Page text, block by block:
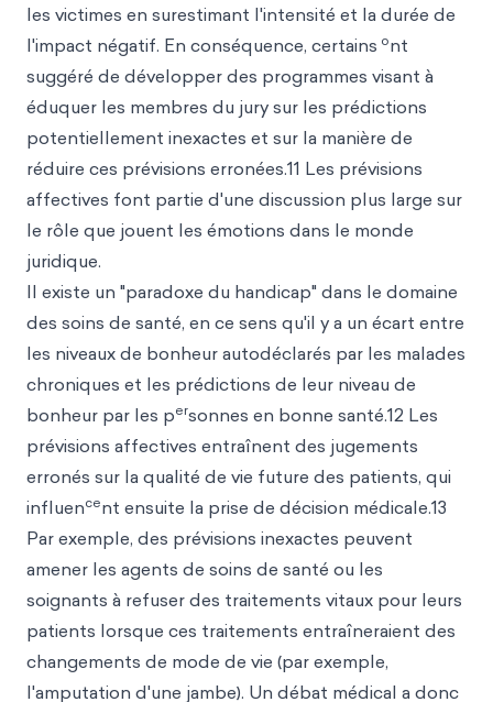
les victimes en surestimant l'intensité et la durée de
l'impact négatif. En conséquence, certains ont
suggéré de développer des programmes visant à
éduquer les membres du jury sur les prédictions
potentiellement inexactes et sur la manière de
réduire ces prévisions erronées.11 Les prévisions
affectives font partie d'une discussion plus large sur
le rôle que jouent les émotions dans le monde
juridique.
Il existe un "paradoxe du handicap" dans le domaine
des soins de santé, en ce sens qu'il y a un écart entre
les niveaux de bonheur autodéclarés par les malades
chroniques et les prédictions de leur niveau de
bonheur par les personnes en bonne santé.12 Les
prévisions affectives entraînent des jugements
erronés sur la qualité de vie future des patients, qui
influencent ensuite la prise de décision médicale.13
Par exemple, des prévisions inexactes peuvent
amener les agents de soins de santé ou les
soignants à refuser des traitements vitaux pour leurs
patients lorsque ces traitements entraîneraient des
changements de mode de vie (par exemple,
l'amputation d'une jambe). Un débat médical a donc